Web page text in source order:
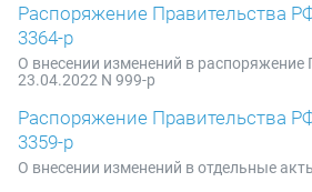
Распоряжение Правительства
3364-р
О внесении изменений в распоряжение
23.04.2022 N 999-р
Распоряжение Правительства
3359-р
О внесении изменений в отдельные